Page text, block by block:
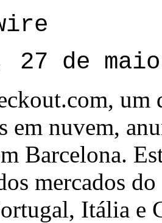
27 de
um
em nuvem,
Barcelona.
mercados
Itália e